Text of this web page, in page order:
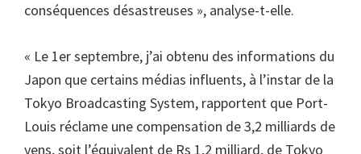
conséquences désastreuses », analyse-t-elle.
« Le 1er septembre, j’ai obtenu des informations du
Japon que certains médias influents, à l’instar de la
Tokyo Broadcasting System, rapportent que Port-
Louis réclame une compensation de 3,2 milliards de
yens, soit l’équivalent de Rs 1,2 milliard, de Tokyo